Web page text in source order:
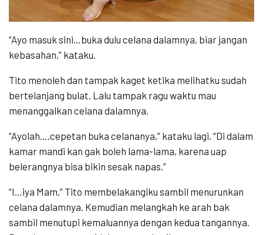
“Ayo masuk sini…buka dulu celana dalamnya, biar jangan
kebasahan,” kataku.
Tito menoleh dan tampak kaget ketika melihatku sudah
bertelanjang bulat. Lalu tampak ragu waktu mau
menanggalkan celana dalamnya.
“Ayolah….cepetan buka celananya,” kataku lagi, “Di dalam
kamar mandi kan gak boleh lama-lama, karena uap
belerangnya bisa bikin sesak napas.”
“I…iya Mam,” Tito membelakangiku sambil menurunkan
celana dalamnya. Kemudian melangkah ke arah bak
sambil menutupi kemaluannya dengan kedua tangannya.